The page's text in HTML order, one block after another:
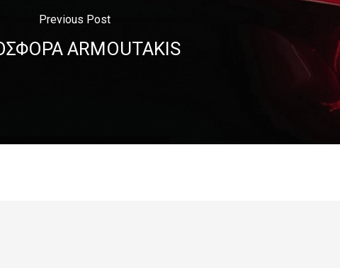
Previous Post
ARMOUTAKIS